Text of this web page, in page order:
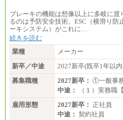
ブレーキの機能は想像以上に多岐に
るのは予防安全技術。ESC（横滑り防
ーキシステム）がこれに…
続きを読む
業種
メーカー
新卒／中途
2027新卒(既卒1年以
募集職種
2027新卒： ①一般事
中途：
（１）実務職
雇用形態
2027新卒： 正社員
中途： 契約社員